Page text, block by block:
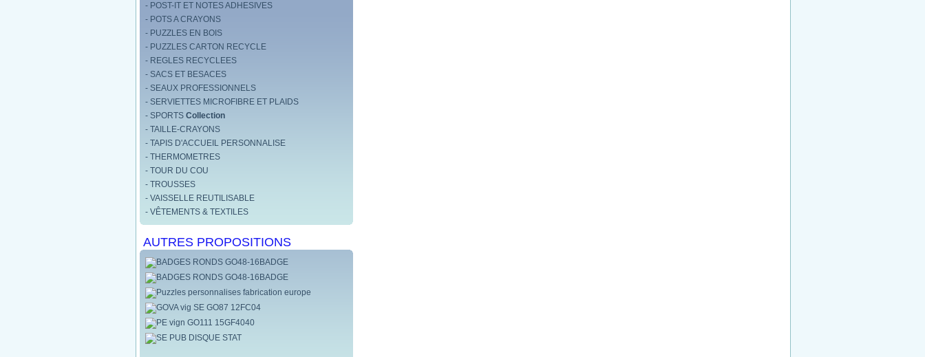
- POST-IT ET NOTES ADHESIVES
- POTS A CRAYONS
- PUZZLES EN BOIS
- PUZZLES CARTON RECYCLE
- REGLES RECYCLEES
- SACS ET BESACES
- SEAUX PROFESSIONNELS
- SERVIETTES MICROFIBRE ET PLAIDS
- SPORTS Collection
- TAILLE-CRAYONS
- TAPIS D'ACCUEIL PERSONNALISE
- THERMOMETRES
- TOUR DU COU
- TROUSSES
- VAISSELLE REUTILISABLE
- VÊTEMENTS & TEXTILES
AUTRES PROPOSITIONS